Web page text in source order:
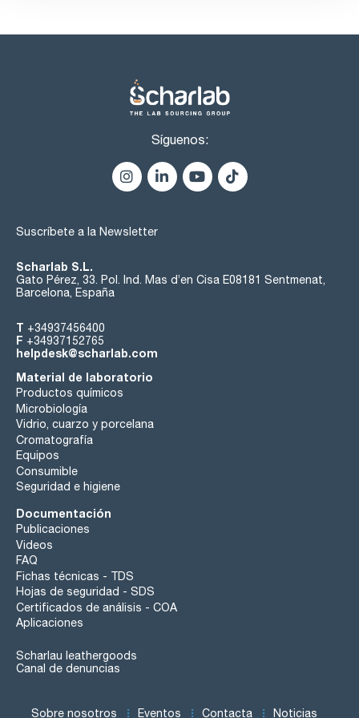
Síguenos:
Suscríbete a la Newsletter
Scharlab S.L.
Gato Pérez, 33. Pol. Ind. Mas d’en Cisa E08181 Sentmenat,
Barcelona, España
T +34937456400
F +34937152765
helpdesk@scharlab.com
Material de laboratorio
Productos químicos
Microbiología
Vidrio, cuarzo y porcelana
Cromatografía
Equipos
Consumible
Seguridad e higiene
Documentación
Publicaciones
Videos
FAQ
Fichas técnicas - TDS
Hojas de seguridad - SDS
Certificados de análisis - COA
Aplicaciones
Scharlau leathergoods
Canal de denuncias
Sobre nosotros Eventos Contacta Noticias